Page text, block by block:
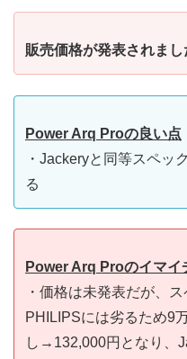
販売価格が発表されま
Power Arq Proの良い点
・Jackeryと同等スペッ
る
Power Arq Proのイマイ
・価格は未発表だが、
PHILIPSには劣るため9
し→132,000円となり、